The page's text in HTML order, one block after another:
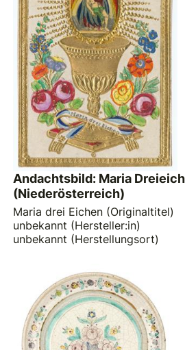
Andachtsbild: Maria
(Niederösterreich)
Maria drei Eichen (Originaltitel)
unbekannt (Hersteller:in)
unbekannt (Herstellungsort)